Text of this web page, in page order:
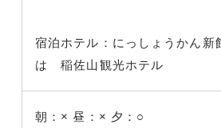
宿泊ホテル：にっしょうかん
は 稲佐山観光ホテル
朝：× 昼：× 夕：○